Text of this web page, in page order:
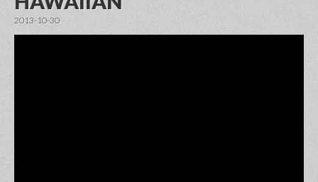
2013-10-30